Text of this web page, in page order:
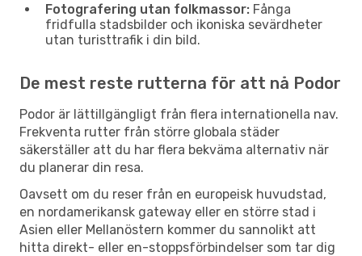
Fotografering utan folkmassor: Fånga
fridfulla stadsbilder och ikoniska sevärdheter
utan turisttrafik i din bild.
De mest reste rutterna för att nå Podor
Podor är lättillgängligt från flera internationella nav.
Frekventa rutter från större globala städer
säkerställer att du har flera bekväma alternativ när
du planerar din resa.
Oavsett om du reser från en europeisk huvudstad,
en nordamerikansk gateway eller en större stad i
Asien eller Mellanöstern kommer du sannolikt att
hitta direkt- eller en-stoppsförbindelser som tar dig